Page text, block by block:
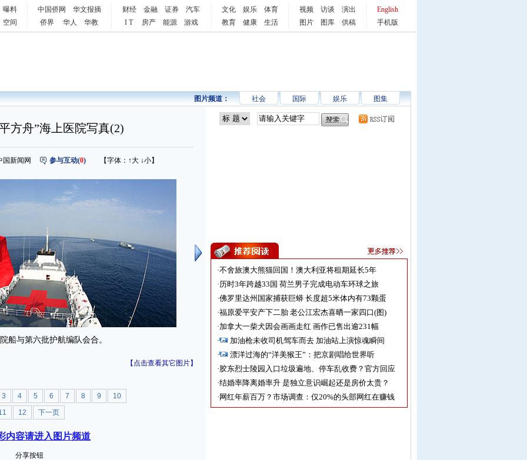
曝料
空间
中国侨网
华文报摘
侨界
华人 华教
财经 金融 证券
汽车
I T
房产 能源 游戏
文化 娱乐
体育
教育
健康 生活
视频 访谈
演出
图片
图库 供稿
English
手机版
图集
娱乐
国际
社会
图片频道：
方舟”海上医院写真(2)
国新闻网 参与互动(0) 【字体： ↑大 ↓小】
船与第六批护航编队会合。
【点击查看其它图片】
3 4 5 6 7 8 9
10
12 下一页
内容请进入图片频道
分享按钮
·不舍旅澳大熊猫回国！澳大利亚将租期延长5年
·历时3年跨越33国 荷兰男子完成电动车环球之旅
·佛罗里达州国家捕获巨蟒 长度超5米体内有73颗蛋
·福原爱平安产下二胎 老公江宏杰喜晒一家四口(图)
·加拿大一柴犬因会画画走红 画作已售出逾231幅
·
加油枪未收司机驾车而去 加油站上演惊魂瞬间
·
漂洋过海的“洋美猴王”：把京剧唱给世界听
·胶东烈士陵园入口垃圾遍地、停车乱收费？官方回应
·结婚率降离婚率升 是独立意识崛起还是房价太贵？
· 网红年薪百万？市场调查：仅20%的头部网红在赚钱